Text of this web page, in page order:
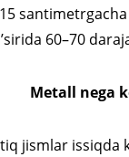
60–70
Metall nega
jismlar issiqda